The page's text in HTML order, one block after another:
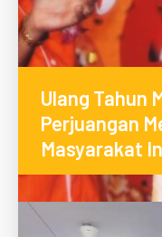
Ulang Tahun
Perjuangan
Masyarakat